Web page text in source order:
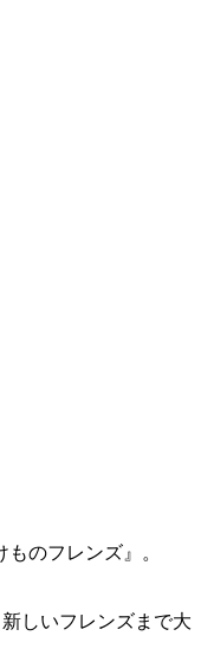
のフレンズ』。
しいフレンズまで大